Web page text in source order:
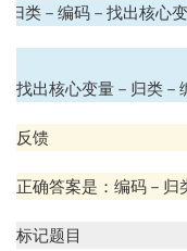
归类－编码－找出核心
找出核心变量－归类－
反馈
正确答案是：编码－归
标记题目